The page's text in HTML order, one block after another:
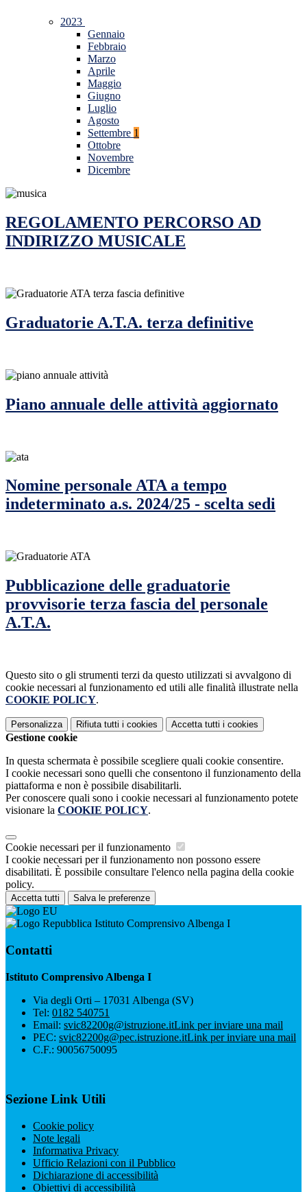
2023
Gennaio
Febbraio
Marzo
Aprile
Maggio
Giugno
Luglio
Agosto
Settembre 1
Ottobre
Novembre
Dicembre
REGOLAMENTO PERCORSO AD
INDIRIZZO MUSICALE
Graduatorie A.T.A. terza definitive
Piano annuale delle attività aggiornato
Nomine personale ATA a tempo
indeterminato a.s. 2024/25 - scelta sedi
Pubblicazione delle graduatorie
provvisorie terza fascia del personale
A.T.A.
Questo sito o gli strumenti terzi da questo utilizzati si avvalgono di
cookie necessari al funzionamento ed utili alle finalità illustrate nella
COOKIE POLICY.
Personalizza Rifiuta tutti i cookies Accetta tutti i cookies
Gestione cookie
In questa schermata è possibile scegliere quali cookie consentire.
I cookie necessari sono quelli che consentono il funzionamento della
piattaforma e non è possibile disabilitarli.
Per conoscere quali sono i cookie necessari al funzionamento potete
visionare la COOKIE POLICY.
Cookie necessari per il funzionamento
I cookie necessari per il funzionamento non possono essere
disabilitati. È possibile consultare l'elenco nella pagina della cookie
policy.
Accetta tutti Salva le preferenze
Istituto Comprensivo Albenga I
Contatti
Istituto Comprensivo Albenga I
Via degli Orti – 17031 Albenga (SV)
Tel: 0182 540751
Email: svic82200g@istruzione.itLink per inviare una mail
PEC: svic82200g@pec.istruzione.itLink per inviare una mail
C.F.: 90056750095
Sezione Link Utili
Cookie policy
Note legali
Informativa Privacy
Ufficio Relazioni con il Pubblico
Dichiarazione di accessibilità
Obiettivi di accessibilità